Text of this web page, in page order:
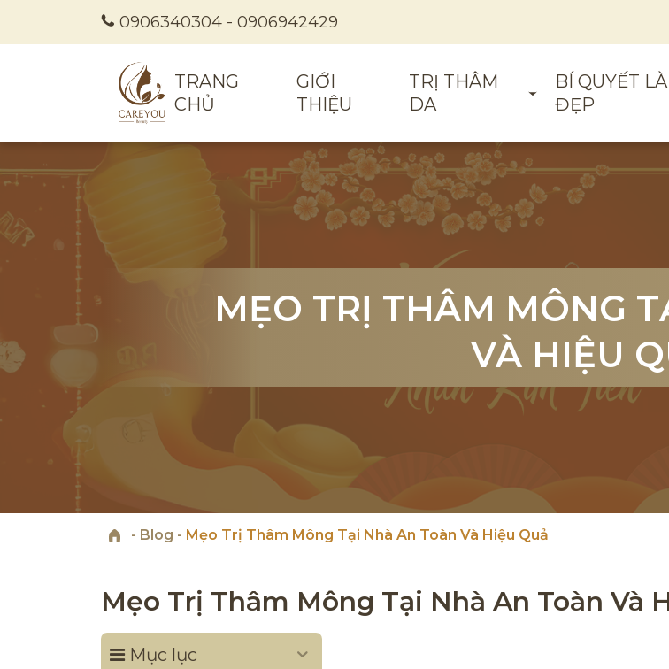
0906340304 - 0906942429
TRANG
CHỦ
GIỚI
THIỆU
TRỊ THÂM
DA
BÍ QUYẾT
ĐẸP
MẸO TRỊ THÂM MÔNG
VÀ HIỆU
MẸO TRỊ THÂM MÔNG
VÀ HIỆU
MẸO TRỊ THÂM MÔNG
VÀ HIỆU
- Blog - Mẹo Trị Thâm Mông Tại Nhà An Toàn Và Hiệu Quả
Mẹo Trị Thâm Mông Tại Nhà An Toàn Và
Mục lục